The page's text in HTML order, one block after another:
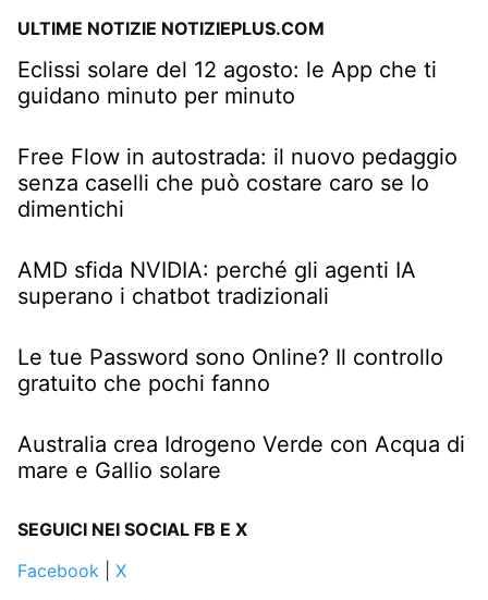
ULTIME NOTIZIE NOTIZIEPLUS.COM
Eclissi solare del 12 agosto: le App che ti
guidano minuto per minuto
Free Flow in autostrada: il nuovo pedaggio
senza caselli che può costare caro se lo
dimentichi
AMD sfida NVIDIA: perché gli agenti IA
superano i chatbot tradizionali
Le tue Password sono Online? Il controllo
gratuito che pochi fanno
Australia crea Idrogeno Verde con Acqua di
mare e Gallio solare
SEGUICI NEI SOCIAL FB E X
Facebook
X